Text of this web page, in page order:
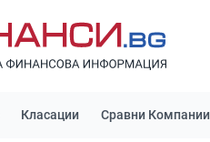
Класации Сравни Компании